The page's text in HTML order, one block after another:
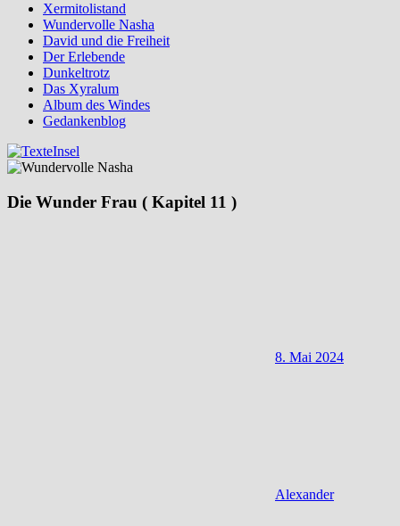
Xermitolistand
Wundervolle Nasha
David und die Freiheit
Der Erlebende
Dunkeltrotz
Das Xyralum
Album des Windes
Gedankenblog
Die Wunder Frau ( Kapitel 11 )
8. Mai 2024
Alexander